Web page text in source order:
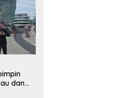
dan